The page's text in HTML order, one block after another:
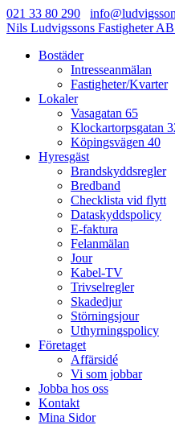
021 33 80 290
Nils Ludvigssons Fastigheter
Bostäder
Intresseanmälan
Fastigheter/Kvarter
Lokaler
Vasagatan 65
Klockartorpsgatan
Köpingsvägen 40
Hyresgäst
Brandskyddsregler
Bredband
Checklista vid flytt
Dataskyddspolicy
E-faktura
Felanmälan
Jour
Kabel-TV
Trivselregler
Skadedjur
Störningsjour
Uthyrningspolicy
Företaget
Affärsidé
Vi som jobbar
Jobba hos oss
Kontakt
Mina Sidor